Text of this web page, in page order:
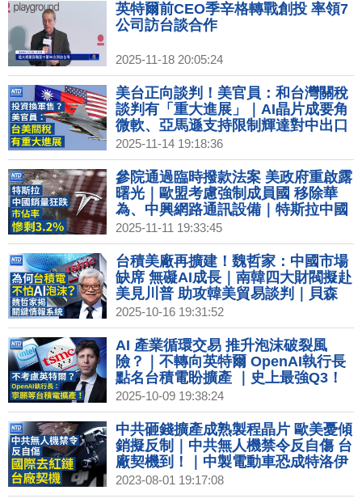
英特爾前CEO季辛格轉戰創投 率領7
公司訪台談合作
2025-11-18 20:05:24
美台正向談判！美官員：和台灣關稅
談判有「重大進展」｜AI晶片成要角
微軟、亞馬遜支持限制輝達對中出口
｜暗示貨幣鬆綁？經濟學人：台幣遭
低估居全球之冠｜中國經濟難掩疲弱
固定投資放緩、房地產危機加劇
2025-11-14 19:18:36
參院通過臨時撥款法案 美政府重啟露
曙光｜歐盟考慮強制成員國 移除華
為、中興網路通訊設備｜特斯拉中國
銷售慘淡 市占率跌至3.2％｜賴清
德：台美關稅談判差臨門一腳
2025-11-11 19:33:45
台積美廠再擴建！魏哲家：中國市場
缺席 無礙AI成長｜南韓四大財閥擬赴
美見川普 助攻韓美貿易談判｜貝森
特：希望日本停止購買俄羅斯石油｜
川普親口證實美中貿易戰開打
2025-10-16 19:31:52
AI 產業循環交易 推升泡沫破裂風
險？｜不轉向英特爾 OpenAI執行長
點名台積電盼擴產 ｜史上最強Q3！
台積電9月營收公布｜輝達台灣總部
卡關！經部盤點五大地點
2025-10-09 19:38:24
中共砸錢擴產成熟製程晶片 歐美憂傾
銷擬反制｜中共無人機禁令反自傷 台
廠契機到！｜中製電動車恐成特洛伊
木馬｜港交所新規上市申請不揭中國
風險
2023-08-01 19:17:08